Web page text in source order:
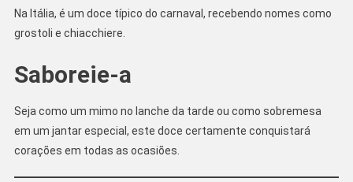
Na Itália, é um doce típico do carnaval, recebendo nomes como
grostoli e chiacchiere.
Saboreie-a
Seja como um mimo no lanche da tarde ou como sobremesa
em um jantar especial, este doce certamente conquistará
corações em todas as ocasiões.